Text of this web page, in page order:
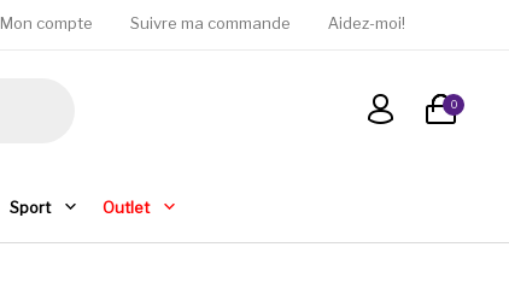
Mon compte Suivre ma commande Aidez-moi!
0
Sport Outlet